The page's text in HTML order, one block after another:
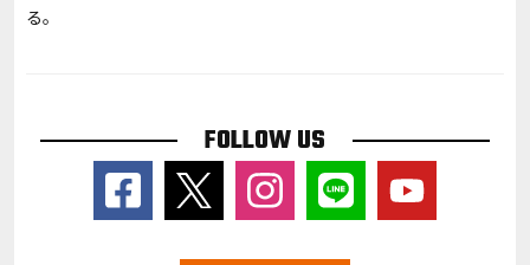
る。
FOLLOW US